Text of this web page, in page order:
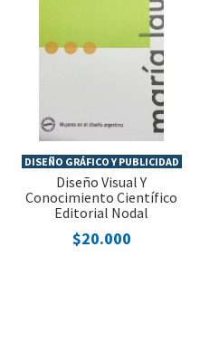
DISEÑO GRÁFICO Y PUBLICIDAD
Diseño Visual Y
Conocimiento Científico
Editorial Nodal
$20.000